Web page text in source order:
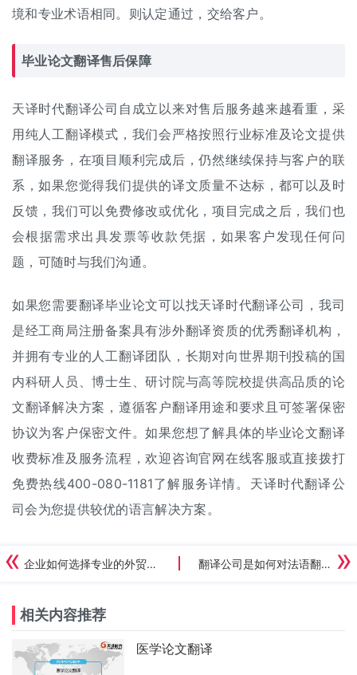
境和专业术语相同。则认定通过，交给客户。
毕业论文翻译售后保障
天译时代翻译公司自成立以来对售后服务越来越看重，采
用纯人工翻译模式，我们会严格按照行业标准及论文提供
翻译服务，在项目顺利完成后，仍然继续保持与客户的联
系，如果您觉得我们提供的译文质量不达标，都可以及时
反馈，我们可以免费修改或优化，项目完成之后，我们也
会根据需求出具发票等收款凭据，如果客户发现任何问
题，可随时与我们沟通。
如果您需要翻译毕业论文可以找天译时代翻译公司，我司
是经工商局注册备案具有涉外翻译资质的优秀翻译机构 ，
并拥有专业的人工翻译团队，长期对向世界期刊投稿的国
内科研人员、博士生、研讨院与高等院校提供高品质的论
文翻译解决方案，遵循客户翻译用途和要求且可签署保密
协议为客户保密文件。如果您想了解具体的毕业论文翻译
收费标准及服务流程，欢迎咨询官网在线客服或直接拨打
免费热线400-080-1181了解服务详情。天译时代翻译公
司会为您提供较优的语言解决方案。
企业如何选择专业的外贸翻译公司？ 翻译公司是如何对法语翻译报价的？
相关内容推荐
医学论文翻译